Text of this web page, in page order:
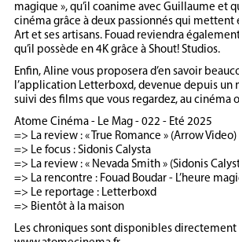
magique », qu’il coanime avec Guillaume et
cinéma grâce à deux passionnés qui mettent
Art et ses artisans. Fouad reviendra
qu’il possède en 4K grâce à Shout! Studios.
Enfin, Aline vous proposera d’en savoir
l’application Letterboxd, devenue depuis un
suivi des films que vous regardez, au cinéma
Atome Cinéma - Le Mag - 022 - Eté 2025
=> La review : « True Romance » (Arrow Video)
=> Le focus : Sidonis Calysta
=> La review : « Nevada Smith » (Sidonis
=> La rencontre : Fouad Boudar - L’heure
=> Le reportage : Letterboxd
=> Bientôt à la maison
Les chroniques sont disponibles directement